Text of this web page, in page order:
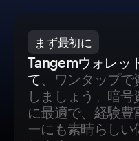
まず最初に
Tangemウォレッ
て、ワンタップで
しましょう。暗
に最適で、経験豊
ーにも素晴らしい